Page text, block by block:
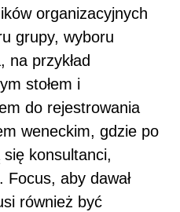
organizacyjnych
grupy, wyboru
na przykład
stołem i
do rejestrowania
weneckim, gdzie po
konsultanci,
aby dawał
również być